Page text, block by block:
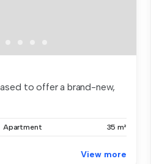
to offer a brand-new,
Apartment 35 m²
View more